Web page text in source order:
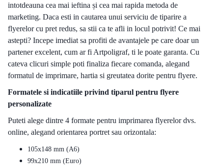
intotdeauna cea mai ieftina și cea mai rapida metoda de
marketing. Daca esti in cautarea unui serviciu de tiparire a
flyerelor cu pret redus, sa stii ca te afli in locul potrivit! Ce mai
astepti? Incepe imediat sa profiti de avantajele pe care doar un
partener excelent, cum ar fi Artpoligraf, ti le poate garanta. Cu
cateva clicuri simple poti finaliza fiecare comanda, alegand
formatul de imprimare, hartia si greutatea dorite pentru flyere.
Formatele si indicatiile privind tiparul pentru flyere
personalizate
Puteti alege dintre 4 formate pentru imprimarea flyerelor dvs.
online, alegand orientarea portret sau orizontala:
105x148 mm (A6)
99x210 mm (Euro)